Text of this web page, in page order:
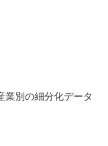
業別の細分化データ